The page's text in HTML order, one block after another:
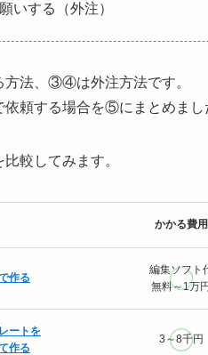
いする（外注）
法、③④は外注方法です。
依頼する場合を⑤にまとめまし
較してみます。
かかる費用
作る
編集ソフト
無料～1万円
ートを
作る
3～8千円